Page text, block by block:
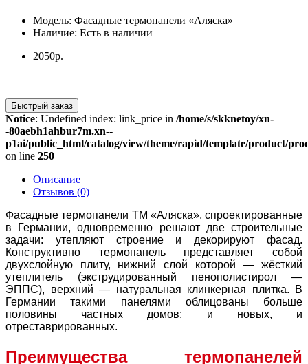
Модель: Фасадные термопанели «Аляска»
Наличие: Есть в наличии
2050р.
Быстрый заказ
Notice: Undefined index: link_price in /home/s/skknetoy/xn-
-80aebh1ahbur7m.xn--
p1ai/public_html/catalog/view/theme/rapid/template/product/
on line 250
Описание
Отзывов (0)
Фасадные термопанели ТМ «Аляска», спроектированные
в Германии, одновременно решают две строительные
задачи: утепляют строение и декорируют фасад.
Конструктивно термопанель представляет собой
двухслойную плиту, нижний слой которой — жёсткий
утеплитель (экструдированный пенополистирол —
ЭППС), верхний — натуральная клинкерная плитка. В
Германии такими панелями облицованы больше
половины частных домов: и новых, и
отреставрированных.
Преимущества термопанелей